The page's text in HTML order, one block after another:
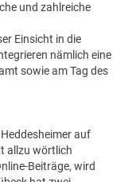
und zahlreiche
Einsicht in die
nämlich eine
sowie am Tag des
auf
allzu wörtlich
Beiträge, wird